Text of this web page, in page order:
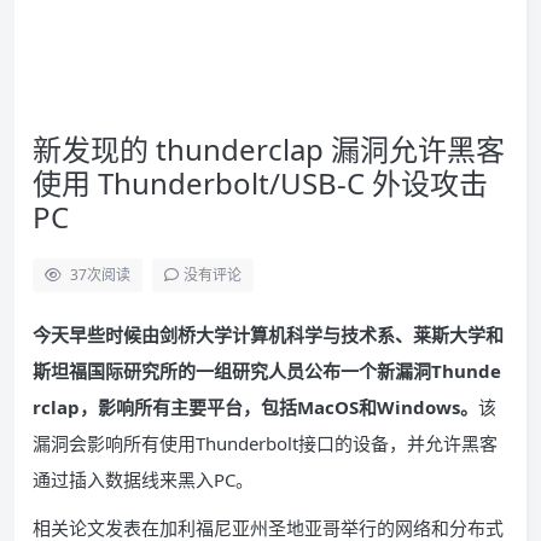
新发现的 thunderclap 漏洞允许黑客
使用 Thunderbolt/USB-C 外设攻击
PC
37次阅读 没有评论
今天早些时候由剑桥大学计算机科学与技术系、莱斯大学和
斯坦福国际研究所的一组研究人员公布一个新漏洞Thunde
rclap，影响所有主要平台，包括MacOS和Windows。 该
漏洞会影响所有使用Thunderbolt接口的设备，并允许黑客
通过插入数据线来黑入PC。
相关论文发表在加利福尼亚州圣地亚哥举行的网络和分布式